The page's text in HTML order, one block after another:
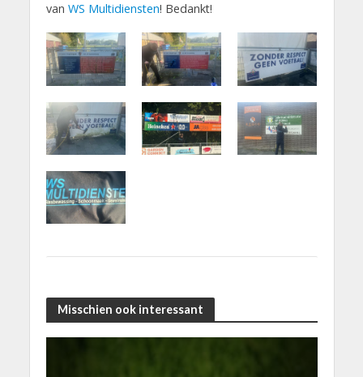
van WS Multidiensten! Bedankt!
Misschien ook interessant